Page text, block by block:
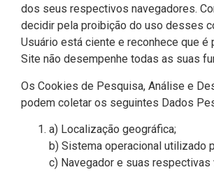
dos seus respectivos navegadores.
decidir pela proibição do uso desses
Usuário está ciente e reconhece que é
Site não desempenhe todas as suas
Os Cookies de Pesquisa, Análise e
podem coletar os seguintes Dados
a) Localização geográfica;
b) Sistema operacional utilizado
c) Navegador e suas respectivas